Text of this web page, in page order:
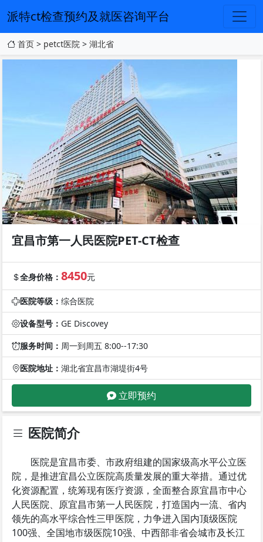
派特ct检查预约及就医咨询平台
首页 > petct医院 > 湖北省
宜昌市第一人民医院PET-CT检查
全身价格： 8450元
医院等级： 综合医院
设备型号： GE Discovey
服务时间： 周一到周五 8:00--17:30
医院地址： 湖北省宜昌市湖堤街4号
立即预约
医院简介
医院是宜昌市委、市政府组建的国家级高水平公立医
院，是推进宜昌公立医院高质量发展的重大举措。通过优
化资源配置，统筹现有医疗资源，全面整合原宜昌市中心
人民医院、原宜昌市第一人民医院，打造国内一流、省内
领先的高水平综合性三甲医院，力争进入国内顶级医院
100强、全国地市级医院10强、中西部非省会城市及长江